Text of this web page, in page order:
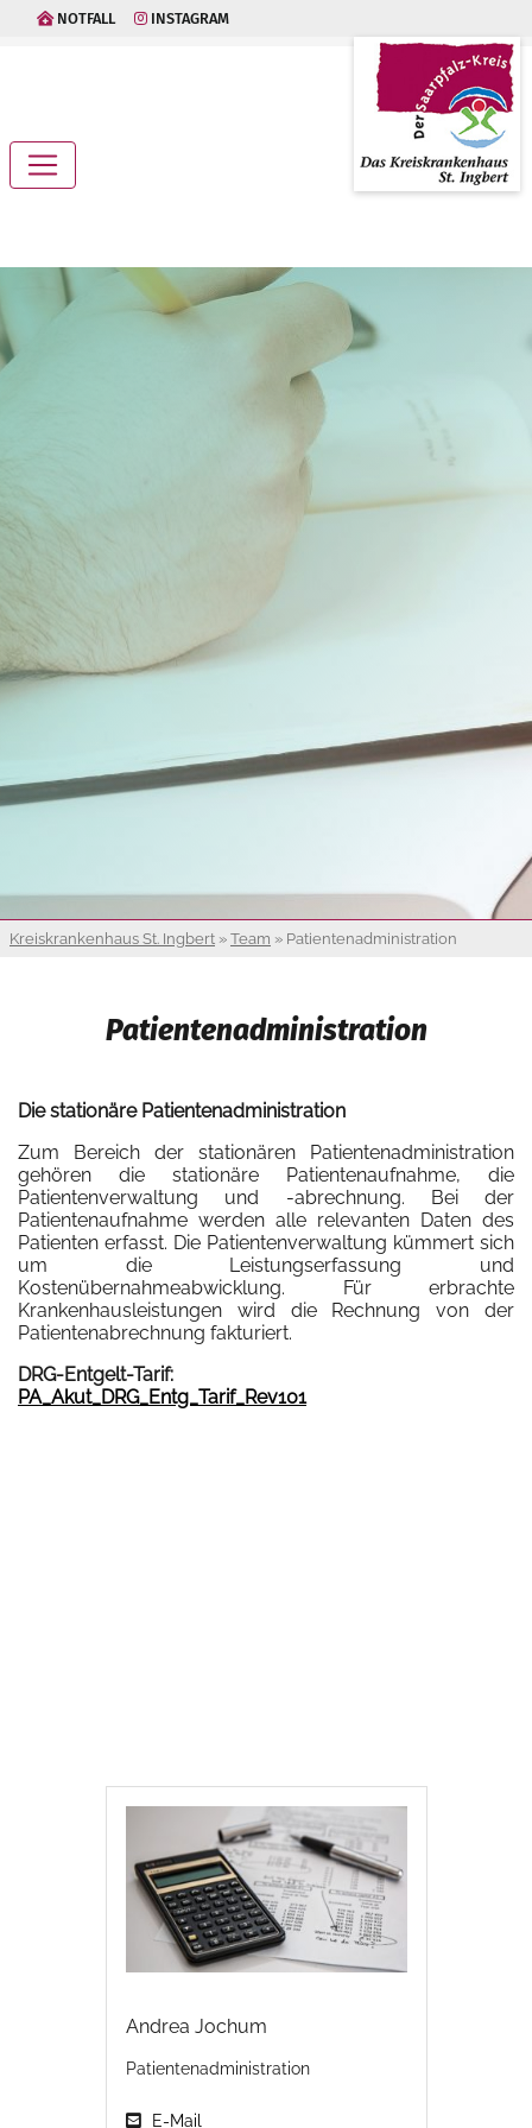
NOTFALL INSTAGRAM
Kreiskrankenhaus St. Ingbert » Team » Patientenadministration
Patientenadministration
Die stationäre Patientenadministration
Zum Bereich der stationären Patientenadministration
gehören die stationäre Patientenaufnahme, die
Patientenverwaltung und -abrechnung. Bei der
Patientenaufnahme werden alle relevanten Daten des
Patienten erfasst. Die Patientenverwaltung kümmert sich
um die Leistungserfassung und
Kostenübernahmeabwicklung. Für erbrachte
Krankenhausleistungen wird die Rechnung von der
Patientenabrechnung fakturiert.
DRG-Entgelt-Tarif:
PA_Akut_DRG_Entg_Tarif_Rev101
Andrea Jochum
Patientenadministration
E-Mail